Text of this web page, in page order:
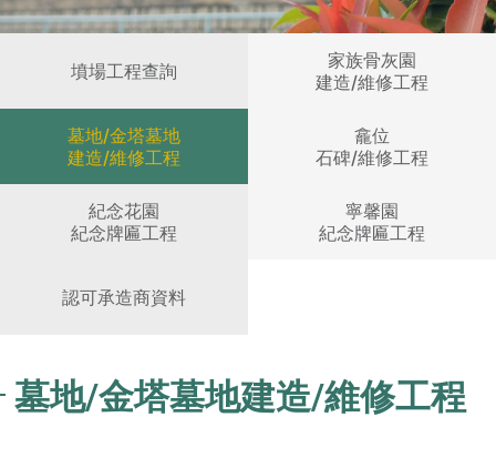
墳場工程查詢
家族骨灰園
建造/維修工程
墓地/金塔墓地
建造/維修工程
龕位
石碑/維修工程
紀念花園
紀念牌匾工程
寧馨園
紀念牌匾工程
認可承造商資料
墓地/金塔墓地建造/維修工程